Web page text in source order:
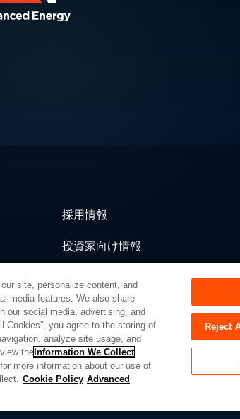
採用情報
投資家向け情報
サイトマップサプライヤーポータル
site, personalize content, and
media features. We also share
our social media, advertising, and
Cookies”, you agree to the storing of
analyze site usage, and
the Information We Collect
more information about our use of
Cookie Policy Advanced
Reject